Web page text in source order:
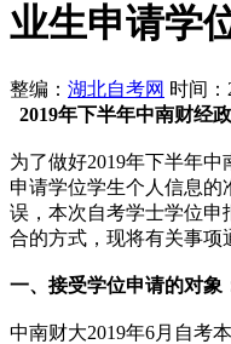
业生申请学
整编： 湖北自考网 时间：
2019年下半年中南财经
为了做好2019年下半年
申请学位学生个人信息
误，本次自考学士学位申
合的方式，现将有关事项
一、接受学位申请的对象
中南财大2019年6月自考